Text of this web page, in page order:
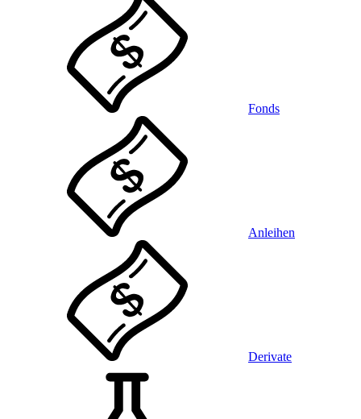
Fonds
Anleihen
Derivate